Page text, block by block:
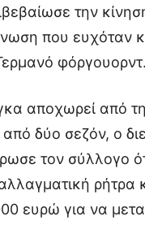
την
που ευχόταν
φόργουορντ.
αποχωρεί από
δύο σεζόν, ο
τον σύλλογο
ρήτρα
ευρώ για να